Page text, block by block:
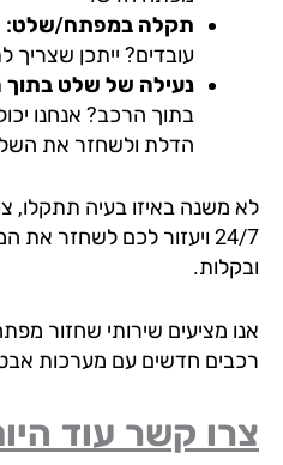
תקלה במפתח/שלט:
עובדים? ייתכן שצריך
נעילה של שלט בתוך
בתוך הרכב? אנחנו
הדלת ולשחזר את השלט.
משנה באיזו בעיה תתקלו, צוות
24/7 ויעזור לכם לשחזר את
מציעים שירותי שחזור מפתחות
חדשים עם מערכות אבטחה
קשר עוד היום!